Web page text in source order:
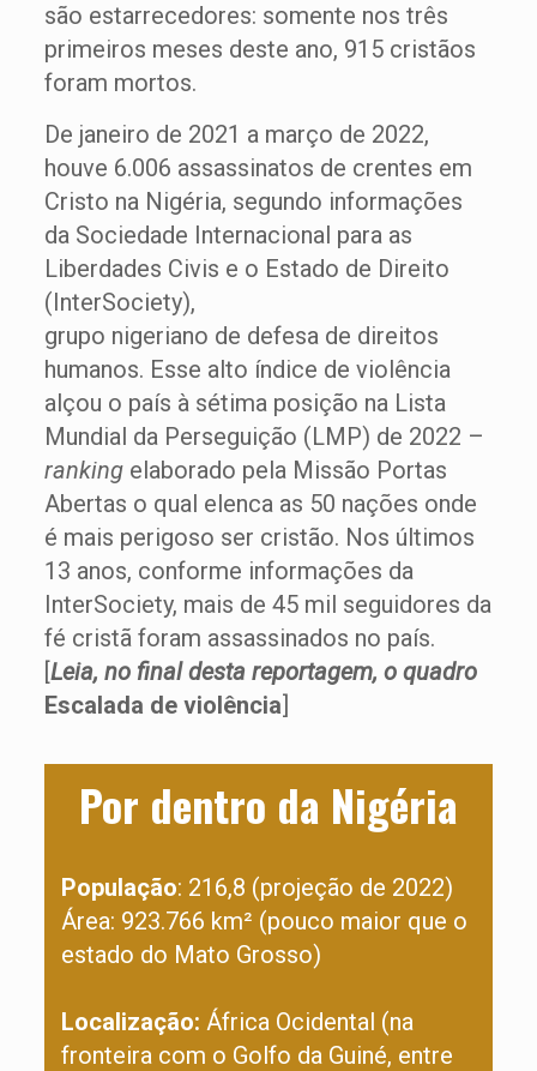
são estarrecedores: somente nos três
primeiros meses deste ano, 915 cristãos
foram mortos.
De janeiro de 2021 a março de 2022,
houve 6.006 assassinatos de crentes em
Cristo na Nigéria, segundo informações
da Sociedade Internacional para as
Liberdades Civis e o Estado de Direito
(InterSociety),
grupo nigeriano de defesa de direitos
humanos. Esse alto índice de violência
alçou o país à sétima posição na Lista
Mundial da Perseguição (LMP) de 2022 –
rankingelaborado pela Missão Portas
Abertas o qual elenca as 50 nações onde
é mais perigoso ser cristão. Nos últimos
13 anos, conforme informações da
InterSociety, mais de 45 mil seguidores da
fé cristã foram assassinados no país.
[Leia, no final desta reportagem, o quadro
Escalada de violência]
Por dentro da Nigéria
População: 216,8 (projeção de 2022)
Área: 923.766 km² (pouco maior que o
estado do Mato Grosso)
Localização: África Ocidental (na
fronteira com o Golfo da Guiné, entre